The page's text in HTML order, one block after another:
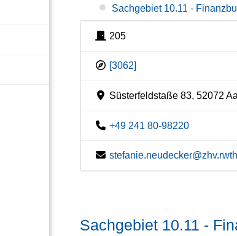
Sachgebiet 10.11 -
205
[3062]
Süsterfeldstaße 83, 52072
+49 241 80-98220
Sachgebiet 10.11 -